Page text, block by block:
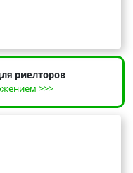
риелторов
>>>